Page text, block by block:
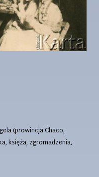
(prowincja Chaco,
księża, zgromadzenia,